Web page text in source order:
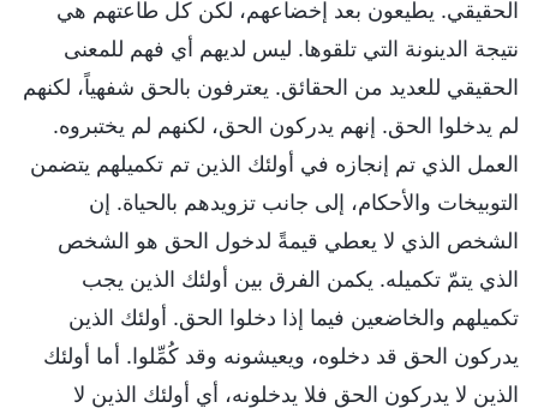
الحقيقي. يطيعون بعد إخضاعهم، لكن كل طاعتهم هي
نتيجة الدينونة التي تلقوها. ليس لديهم أي فهم للمعنى
الحقيقي للعديد من الحقائق. يعترفون بالحق شفهياً، لكنهم
لم يدخلوا الحق. إنهم يدركون الحق، لكنهم لم يختبروه.
العمل الذي تم إنجازه في أولئك الذين تم تكميلهم يتضمن
التوبيخات والأحكام، إلى جانب تزويدهم بالحياة. إن
الشخص الذي لا يعطي قيمةً لدخول الحق هو الشخص
الذي يتمّ تكميله. يكمن الفرق بين أولئك الذين يجب
تكميلهم والخاضعين فيما إذا دخلوا الحق. أولئك الذين
يدركون الحق قد دخلوه، ويعيشونه وقد كُمِّلوا. أما أولئك
الذين لا يدركون الحق فلا يدخلونه، أي أولئك الذين لا